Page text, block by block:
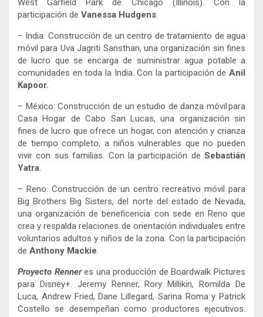
West Garfield Park de Chicago (Illinois). Con la
participación de Vanessa Hudgens.
– India: Construcción de un centro de tratamiento de agua
móvil para Uva Jagriti Sansthan, una organización sin fines
de lucro que se encarga de suministrar agua potable a
comunidades en toda la India. Con la participación de Anil
Kapoor.
– México: Construcción de un estudio de danza móvil para
Casa Hogar de Cabo San Lucas, una organización sin
fines de lucro que ofrece un hogar, con atención y crianza
de tiempo completo, a niños vulnerables que no pueden
vivir con sus familias. Con la participación de Sebastián
Yatra.
– Reno: Construcción de un centro recreativo móvil para
Big Brothers Big Sisters, del norte del estado de Nevada,
una organización de beneficencia con sede en Reno que
crea y respalda relaciones de orientación individuales entre
voluntarios adultos y niños de la zona. Con la participación
de Anthony Mackie.
Proyecto Renneres una producción de Boardwalk Pictures
para Disney+. Jeremy Renner, Rory Millikin, Romilda De
Luca, Andrew Fried, Dane Lillegard, Sarina Roma y Patrick
Costello se desempeñan como productores ejecutivos.